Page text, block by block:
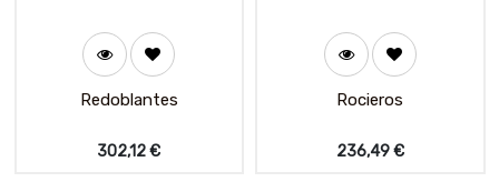
Redoblantes
302,12€
Rocieros
236,49€